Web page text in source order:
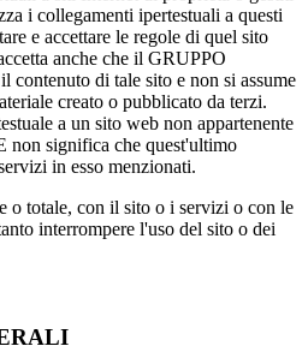
i collegamenti ipertestuali a questi
e accettare le regole di quel sito
anche che il GRUPPO
di tale sito e non si assume
creato o pubblicato da terzi.
a un sito web non appartenente
significa che quest'ultimo
in esso menzionati.
o totale, con il sito o i servizi o con le
interrompere l'uso del sito o dei